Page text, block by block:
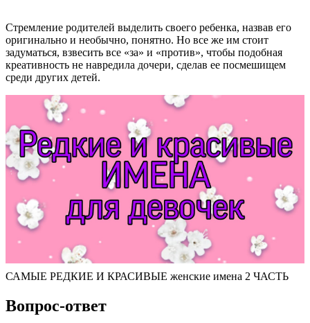
Стремление родителей выделить своего ребенка, назвав его
оригинально и необычно, понятно. Но все же им стоит
задуматься, взвесить все «за» и «против», чтобы подобная
креативность не навредила дочери, сделав ее посмешищем
среди других детей.
САМЫЕ РЕДКИЕ И КРАСИВЫЕ женские имена 2 ЧАСТЬ
Вопрос-ответ